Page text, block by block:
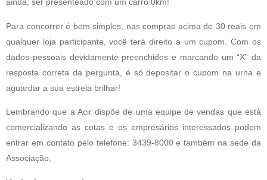
ainda, ser presenteado com um carro 0km!
Para concorrer é bem simples, nas compras acima de 30 reais em
qualquer loja participante, você terá direito a um cupom. Com os
dados pessoais devidamente preenchidos e marcando um “X” da
resposta correta da pergunta, é só depositar o cupom na urna e
aguardar a sua estrela brilhar!
Lembrando que a Acir dispõe de uma equipe de vendas que está
comercializando as cotas e os empresários interessados podem
entrar em contato pelo telefone: 3439-8000 e também na sede da
Associação.